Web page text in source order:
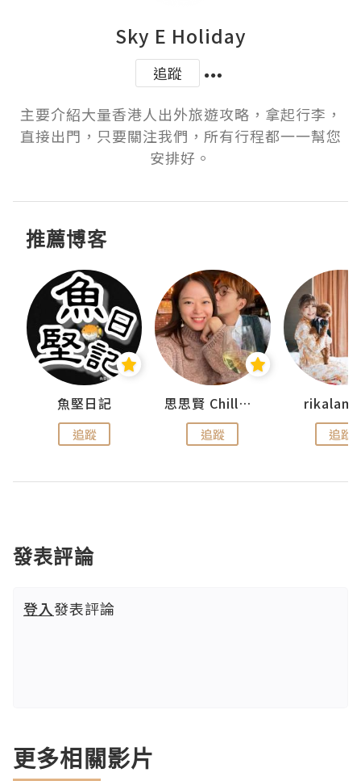
Sky E Holiday
追蹤
主要介紹大量香港人出外旅遊攻略，拿起行李，
直接出門，只要關注我們，所有行程都一一幫您
安排好。
推薦博客
魚堅日記
追蹤
思思賢 ChillMyBabe
追蹤 追蹤
發表評論
登入發表評論
更多相關影片